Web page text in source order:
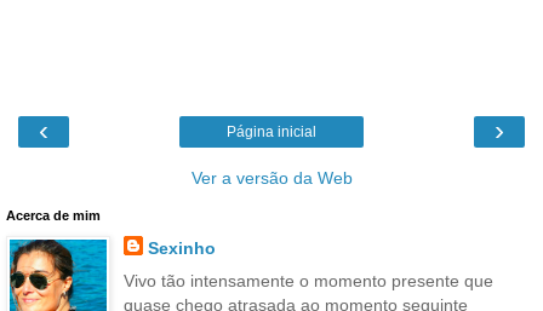
‹ ›
Página inicial
Ver a versão da Web
Acerca de mim
Sexinho
Vivo tão intensamente o momento presente que
quase chego atrasada ao momento seguinte